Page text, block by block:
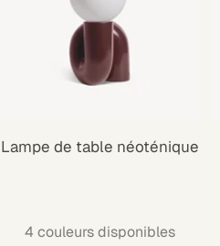
Lampe de table néoténique
4 couleurs disponibles